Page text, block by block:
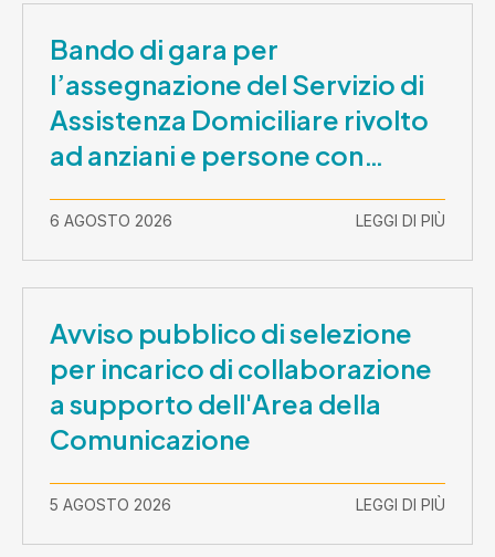
Bando di gara per
l’assegnazione del Servizio di
Assistenza Domiciliare rivolto
ad anziani e persone con
2026-30 settembre 2029
6 AGOSTO 2026 LEGGI DI PIÙ
Avviso pubblico di selezione
per incarico di collaborazione
a supporto dell'Area della
Comunicazione
5 AGOSTO 2026 LEGGI DI PIÙ